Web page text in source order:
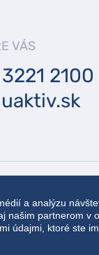
a analýzu
našim partnerom v
údajmi, ktoré ste
VÁS
2100